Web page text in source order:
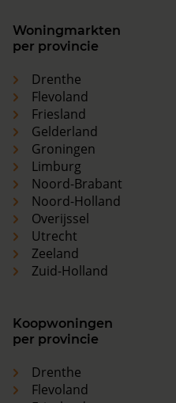
Woningmarkten
per provincie
Drenthe
Flevoland
Friesland
Gelderland
Groningen
Limburg
Noord-Brabant
Noord-Holland
Overijssel
Utrecht
Zeeland
Zuid-Holland
Koopwoningen
per provincie
Drenthe
Flevoland